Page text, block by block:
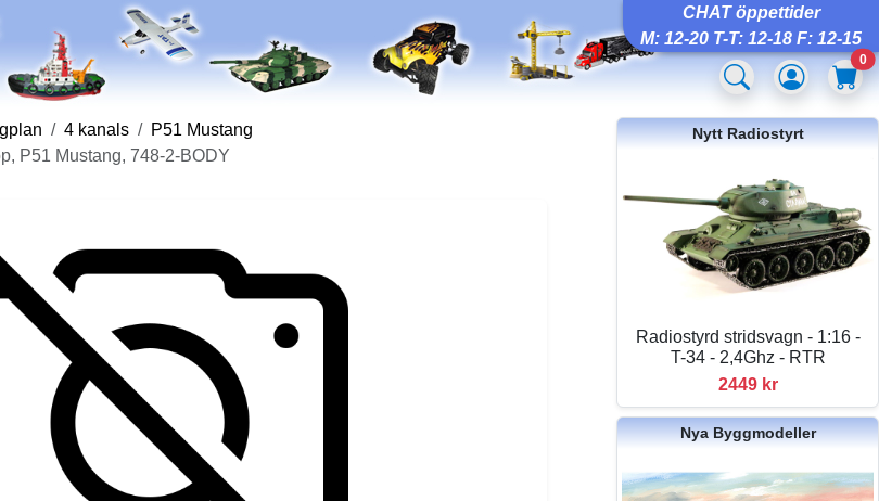
CHAT öppettider
M: 12-20 T-T: 12-18 F: 12-15
0
4 kanals
P51 Mustang
P51 Mustang, 748-2-BODY
Nytt Radiostyrt
Radiostyrd stridsvagn - 1:16 -
T-34 - 2,4Ghz - RTR
2449 kr
Nya Byggmodeller